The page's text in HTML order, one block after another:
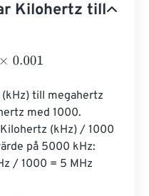
Kilohertz till
till megahertz
med 1000.
(kHz) / 1000
på 5000 kHz:
/ 1000 = 5 MHz